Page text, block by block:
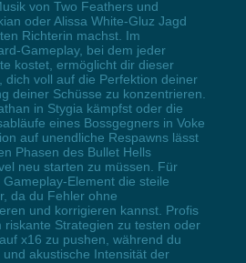
von Two Feathers und
oder Alissa White-Gluz Jagd
Richterin machst. Im
Gameplay, bei dem jeder
kostet, ermöglicht dir dieser
dich voll auf die Perfektion deiner
deiner Schüsse zu konzentrieren.
in Stygia kämpfst oder die
eines Bossgegners in Voke
auf unendliche Respawns lässt
Phasen des Bullet Hells
neu starten zu müssen. Für
Element die steile
da du Fehler ohne
und korrigieren kannst. Profis
riskante Strategien zu testen oder
x16 zu pushen, während du
akustische Intensität der